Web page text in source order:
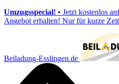
Umzugsspecial! • Jetzt kostenlos
Angebot erhalten! Nur für kurze
Beiladung-Esslingen.de